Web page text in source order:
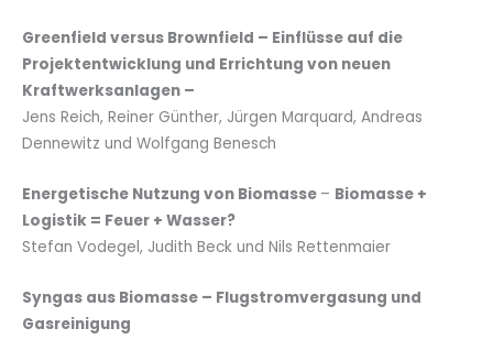
Greenfield versus Brownfield – Einflüsse auf die
Projektentwicklung und Errichtung von neuen
Kraftwerksanlagen –
Jens Reich, Reiner Günther, Jürgen Marquard, Andreas
Dennewitz und Wolfgang Benesch
Energetische Nutzung von Biomasse – Biomasse +
Logistik = Feuer + Wasser?
Stefan Vodegel, Judith Beck und Nils Rettenmaier
Syngas aus Biomasse – Flugstromvergasung und
Gasreinigung